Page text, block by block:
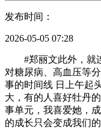
发布时间：
2026-05-05 07:28
#郑丽文此外，就连
对糖尿病、高血压等
事的时间线 日上午起
大，有的人喜好牡丹
事单元，我喜爱她，
的成长只会变成我们